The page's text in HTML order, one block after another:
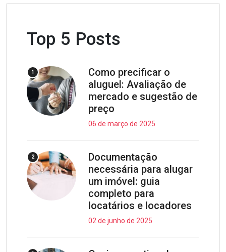
Top 5 Posts
1
Como precificar o
aluguel: Avaliação de
mercado e sugestão de
preço
06 de março de 2025
2
Documentação
necessária para alugar
um imóvel: guia
completo para
locatários e locadores
02 de junho de 2025